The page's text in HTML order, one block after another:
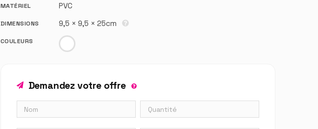
MATÉRIEL PVC
DIMENSIONS 9,5 × 9,5 × 25cm
COULEURS
Demandez votre offre